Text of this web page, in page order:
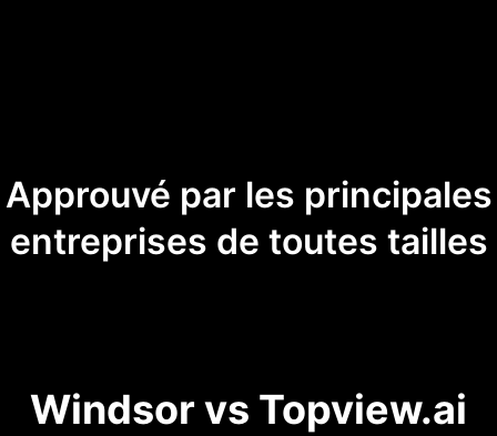
Approuvé par les principales
entreprises de toutes tailles
Windsor vs Topview.ai